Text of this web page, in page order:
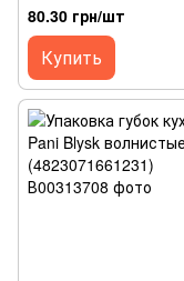
80.30 грн/шт
Купить